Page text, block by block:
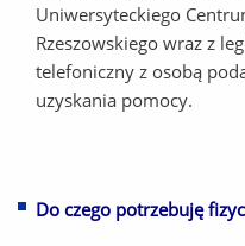
Uniwersyteckiego
Rzeszowskiego wraz z
telefoniczny z osobą
uzyskania pomocy.
Do czego potrzebuję